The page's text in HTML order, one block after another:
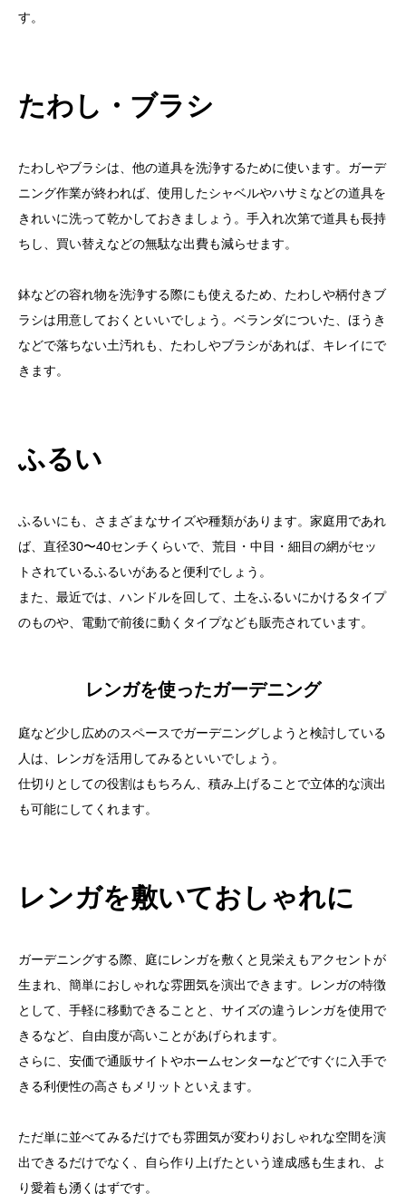
す。
たわし・ブラシ
たわしやブラシは、他の道具を洗浄するために使います。ガーデ
ニング作業が終われば、使用したシャベルやハサミなどの道具を
きれいに洗って乾かしておきましょう。手入れ次第で道具も長持
ちし、買い替えなどの無駄な出費も減らせます。
鉢などの容れ物を洗浄する際にも使えるため、たわしや柄付きブ
ラシは用意しておくといいでしょう。ベランダについた、ほうき
などで落ちない土汚れも、たわしやブラシがあれば、キレイにで
きます。
ふるい
ふるいにも、さまざまなサイズや種類があります。家庭用であれ
ば、直径30〜40センチくらいで、荒目・中目・細目の網がセッ
トされているふるいがあると便利でしょう。
また、最近では、ハンドルを回して、土をふるいにかけるタイプ
のものや、電動で前後に動くタイプなども販売されています。
レンガを使ったガーデニング
庭など少し広めのスペースでガーデニングしようと検討している
人は、レンガを活用してみるといいでしょう。
仕切りとしての役割 はもちろん、積み上げることで立体的な演出
も可能にしてくれます。
レンガを敷いておしゃれに
ガーデニングする際、庭にレンガを敷くと見栄えもアクセントが
生まれ、簡単におしゃれな雰囲気を演出できます。レンガの特徴
として、手軽に移動できることと、サイズの違うレンガを使用で
きるなど、
自由度が高いことがあげられます。
さらに、 安価で通販サイトやホームセンターなどですぐに入手で
きる利便性の高さ もメリットといえます。
ただ単に並べてみるだけでも雰囲気が変わりおしゃれな空間を演
出できるだけでなく、自ら作り上げたという達成感も生まれ、よ
り愛着も湧くはずです。